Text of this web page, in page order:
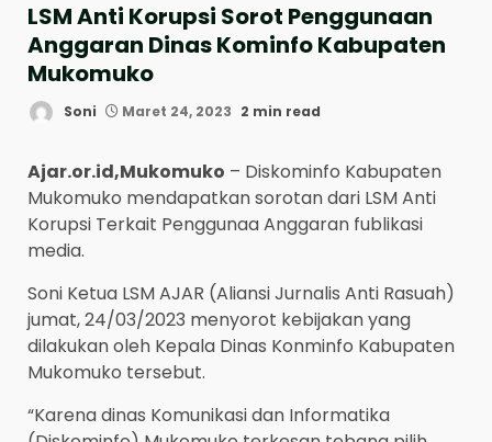
LSM Anti Korupsi Sorot Penggunaan
Anggaran Dinas Kominfo Kabupaten
Mukomuko
Soni Maret 24, 2023 2 min read
Ajar.or.id,Mukomuko – Diskominfo Kabupaten
Mukomuko mendapatkan sorotan dari LSM Anti
Korupsi Terkait Penggunaa Anggaran fublikasi
media.
Soni Ketua LSM AJAR (Aliansi Jurnalis Anti Rasuah)
jumat, 24/03/2023 menyorot kebijakan yang
dilakukan oleh Kepala Dinas Konminfo Kabupaten
Mukomuko tersebut.
“Karena dinas Komunikasi dan Informatika